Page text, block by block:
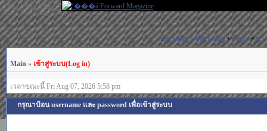
สมัครสมาชิก(Register)•ค้นหา•ช่ว
Main » เข้าสู่ระบบ(Log in)
เวลาขณะนี้ Fri Aug 07, 2026 5:58 pm
กรุณาป้อน username และ password เพื่อเข้าสู่ระบบ